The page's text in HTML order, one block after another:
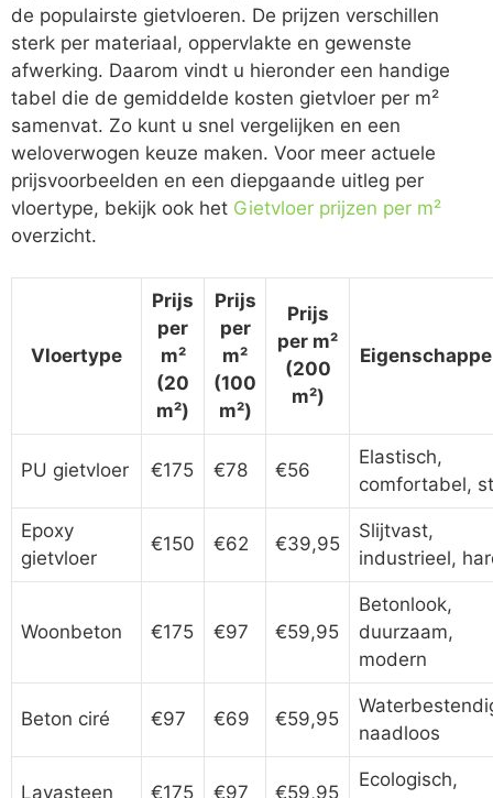
de populairste gietvloeren. De prijzen verschillen
sterk per materiaal, oppervlakte en gewenste
afwerking. Daarom vindt u hieronder een handige
tabel die de gemiddelde kosten gietvloer per m²
samenvat. Zo kunt u snel vergelijken en een
weloverwogen keuze maken. Voor meer actuele
prijsvoorbeelden en een diepgaande uitleg per
vloertype, bekijk ook het Gietvloer prijzen per m²
overzicht.
Vloertype
Prijs
per
m²
(20
m²)
Prijs
per
m²
(100
m²)
Prijs
per m²
(200
m²)
PU gietvloer €175 €78 €56
Elastisch,
comfortabel,
Epoxy
gietvloer
€150 €62 €39,95
Slijtvast,
industrieel,
Woonbeton €175 €97 €59,95
Betonlook,
duurzaam,
modern
Beton ciré €97 €69 €59,95
naadloos
Lavasteen €175 €97 €59,95
Ecologisch,